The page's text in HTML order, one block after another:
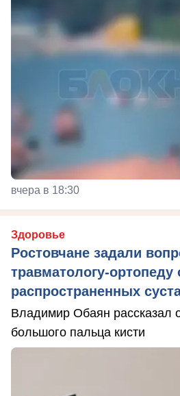
вчера в 18:30
Здоровье
Ростовчане задали
травматологу-ортопеду
распространенных
Владимир Обаян рассказал
большого пальца кисти